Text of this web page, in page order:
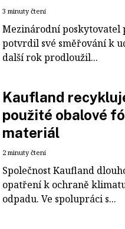
3 minuty čtení
Mezinárodní poskytovatel
potvrdil své směřování k
další rok prodloužil...
Kaufland
použité obalové
materiál
2 minuty čtení
Společnost Kaufland
opatření k ochraně
odpadu. Ve spolupráci s...